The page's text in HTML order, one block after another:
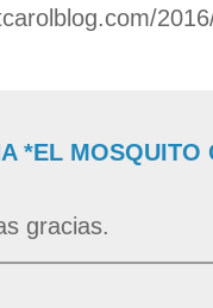
*EL MOSQUITO
gracias.